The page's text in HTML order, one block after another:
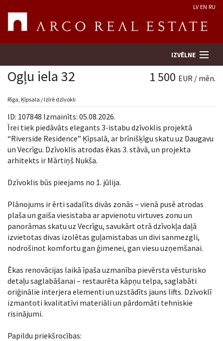
LV EN RU
IZVĒLNE
Meklēt īpašumu
Novērtēt īpašumu
Uzņēmums
Pakalpojumi
Kontakti
Ogļu iela 32 1 500 EUR / mēn.
Rīga, Ķīpsala / Izīrē dzīvokli
ID: 107848 Izmainīts: 05.08.2026.
Īrei tiek piedāvāts elegants 3-istabu dzīvoklis projektā
“Riverside Residence” Ķīpsalā, ar brīnišķīgu skatu uz Daugavu
un Vecrīgu. Dzīvoklis atrodas ēkas 3. stāvā, un projekta
arhitekts ir Mārtiņš Nukša.
Dzīvoklis būs pieejams no 1. jūlija.
Plānojums ir ērti sadalīts divās zonās – vienā pusē atrodas
plaša un gaiša viesistaba ar apvienotu virtuves zonu un
panorāmas skatu uz Vecrīgu, savukārt otrā dzīvokļa daļā
izvietotas divas izolētas guļamistabas un divi sanmezgli,
nodrošinot komfortu gan ģimenei, gan viesu uzņemšanai.
Ēkas renovācijas laikā īpaša uzmanība pievērsta vēsturisko
detaļu saglabāšanai – restaurēta kāpņu telpa, saglabāti
oriģinālie interjera elementi un uzstādīts jauns lifts. Dzīvoklī
izmantoti kvalitatīvi materiāli un pārdomāti tehniskie
risinājumi.
Papildu priekšrocības: